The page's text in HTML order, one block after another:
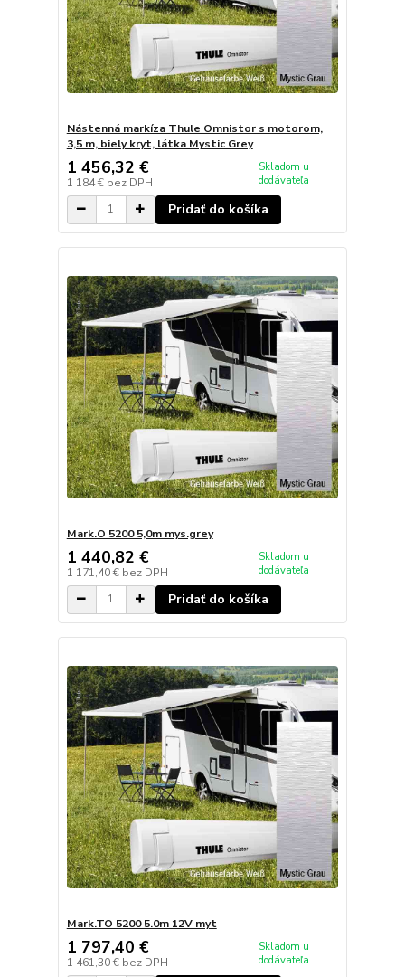
Nástenná markíza Thule Omnistor s motorom,
3,5 m, biely kryt, látka Mystic Grey
1 456,32 €
1 184 € bez DPH
Skladom u
dodávateľa
Pridať do košíka
Mark.O 5200 5,0m mys.grey
1 440,82 €
1 171,40 € bez DPH
Skladom u
dodávateľa
Pridať do košíka
Mark.TO 5200 5.0m 12V myt
1 797,40 €
1 461,30 € bez DPH
Skladom u
dodávateľa